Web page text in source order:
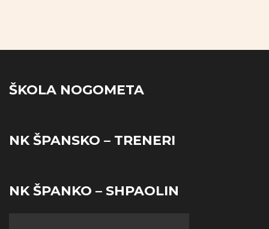
ŠKOLA NOGOMETA
NK ŠPANSKO – TRENERI
NK ŠPANKO – SHPAOLIN